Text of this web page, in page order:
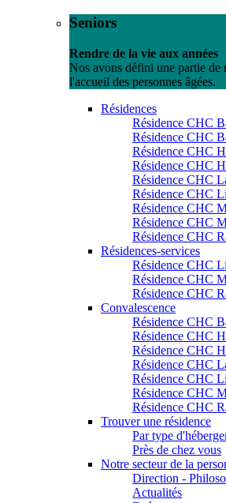
Seniors
Rendre de la vie aux années
Nos avons défini une partie de
l'accueil des personnes âgées.
Résidences
Résidence CHC
Résidence CHC
Résidence CHC
Résidence CHC
Résidence CHC
Résidence CHC
Résidence CHC
Résidence CHC
Résidence CHC
Résidences-services
Résidence CHC
Résidence CHC
Résidence CHC
Convalescence
Résidence CHC
Résidence CHC
Résidence CHC
Résidence CHC
Résidence CHC
Résidence CHC
Résidence CHC
Trouver une résidence
Par type
Près de chez vous
Notre secteur de la
Direction -
Actualités